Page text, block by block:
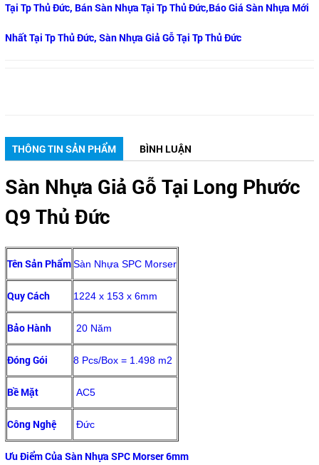
Tại Tp Thủ Đức, Bán Sàn Nhựa Tại Tp Thủ Đức,Báo Giá Sàn Nhựa Mới
Nhất Tại Tp Thủ Đức, Sàn Nhựa Giả Gỗ Tại Tp Thủ Đức
THÔNG TIN SẢN PHẨM BÌNH LUẬN
Sàn Nhựa Giả Gỗ Tại Long Phước
Q9 Thủ Đức
Tên Sản Phẩm Sàn Nhựa SPC Morser
Quy Cách 1224 x 153 x 6mm
Bảo Hành 20 Năm
Đóng Gói 8 Pcs/Box = 1.498 m2
Bề Mặt AC5
Công Nghệ Đức
Ưu Điểm Của Sàn Nhựa SPC Morser 6mm